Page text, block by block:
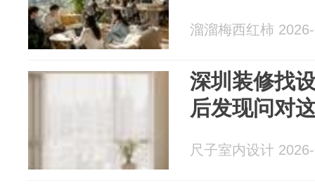
溜溜梅西红柿
深圳装修找
后发现问对
尺子室内设计